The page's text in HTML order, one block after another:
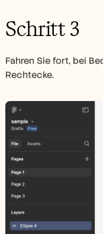
Schritt 3
Fahren Sie fort, bei
Rechtecke.